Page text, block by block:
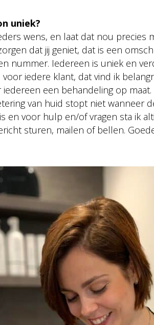
uniek?
wens, en laat dat nou precies
dat jij geniet, dat is een
nummer. Iedereen is uniek en
iedere klant, dat vind ik
een behandeling op maat.
van huid stopt niet wanneer
en voor hulp en/of vragen sta ik
sturen, mailen of bellen.